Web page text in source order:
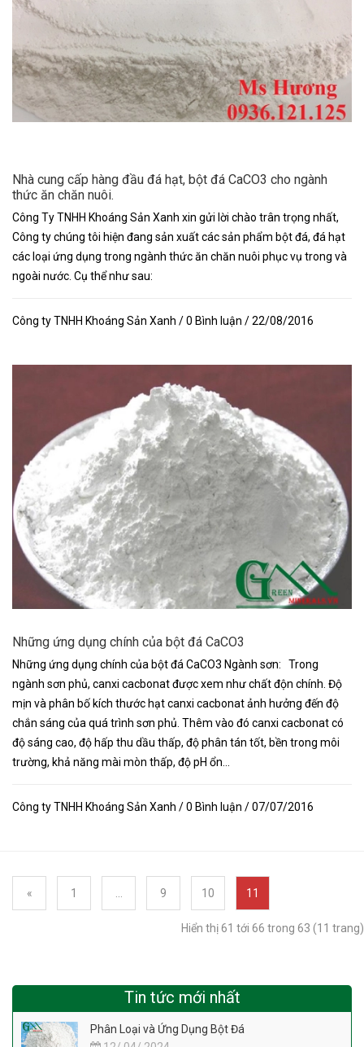
Nhà cung cấp hàng đầu đá hạt, bột đá CaCO3 cho ngành
thức ăn chăn nuôi.
Công Ty TNHH Khoáng Sản Xanh xin gửi lời chào trân trọng nhất,
Công ty chúng tôi hiện đang sản xuất các sản phẩm bột đá, đá hạt
các loại ứng dụng trong ngành thức ăn chăn nuôi phục vụ trong và
ngoài nước. Cụ thể như sau:
Công ty TNHH Khoáng Sản Xanh / 0 Bình luận / 22/08/2016
Những ứng dụng chính của bột đá CaCO3
Những ứng dụng chính của bột đá CaCO3 Ngành sơn: Trong
ngành sơn phủ, canxi cacbonat được xem như chất độn chính. Độ
mịn và phân bố kích thước hạt canxi cacbonat ảnh hưởng đến độ
chắn sáng của quá trình sơn phủ. Thêm vào đó canxi cacbonat có
độ sáng cao, độ hấp thu dầu thấp, độ phân tán tốt, bền trong môi
trường, khả năng mài mòn thấp, độ pH ổn...
Công ty TNHH Khoáng Sản Xanh / 0 Bình luận / 07/07/2016
« 1 9 10 11
Hiển thị 61 tới 66 trong 63 (11 trang)
Tin tức mới nhất
Phân Loại và Ứng Dụng Bột Đá